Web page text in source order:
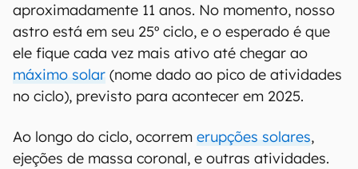
aproximadamente 11 anos. No momento, nosso
astro está em seu 25º ciclo, e o esperado é que
ele fique cada vez mais ativo até chegar ao
máximo solar (nome dado ao pico de atividades
no ciclo), previsto para acontecer em 2025.
Ao longo do ciclo, ocorrem erupções solares,
ejeções de massa coronal, e outras atividades.